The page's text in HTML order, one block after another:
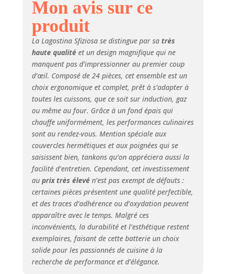
ET FOUR : la base
Lagoseal Plus en
couches d'acier
permet une
diffusion homogène
de la chaleur ;
convient à toutes
les plaques de
cuisson, y compris
l'induction, et au
four jusqu'à 250° C
POIGNÉES LARGES :
les ustensiles du set
Sfiziosa ont des
poignées soudées
larges, conçues par
des professionnels,
pour une prise en
main sûre lors de la
cuisson ou du
service à table
CARACTÉRISTIQUES
: Élégant, simple à
nettoyer, aspect
Mon avis sur ce
produit
La Lagostina Sfiziosa se distingue par sa très
haute qualitéet un design magnifique qui ne
manquent pas d’impressionner au premier coup
d’œil. Composé de 24 pièces, cet ensemble est un
choix ergonomique et complet, prêt à s’adapter à
toutes les cuissons, que ce soit sur induction, gaz
ou même au four. Grâce à un fond épais qui
chauffe uniformément, les performances culinaires
sont au rendez-vous. Mention spéciale aux
couvercles hermétiques et aux poignées qui se
saisissent bien, tankons qu’on appréciera aussi la
facilité d’entretien. Cependant, cet investissement
au prix très élevén’est pas exempt de défauts :
certaines pièces présentent une qualité perfectible,
et des traces d’adhérence ou d’oxydation peuvent
apparaître avec le temps. Malgré ces
inconvénients, la durabilité et l’esthétique restent
exemplaires, faisant de cette batterie un choix
solide pour les passionnés de cuisine à la
recherche de performance et d’élégance.